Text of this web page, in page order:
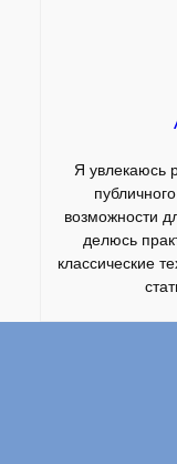
Я увлекаюсь
возможности
делюсь
классические